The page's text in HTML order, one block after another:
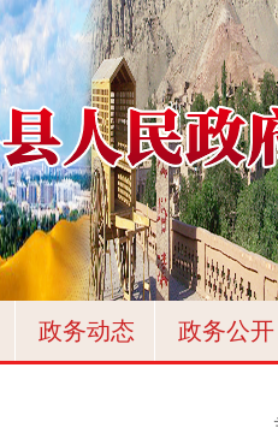
政务动态 政务公开